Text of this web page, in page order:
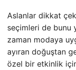
Aslanlar dikkat
seçimleri de bunu
zaman modaya
ayıran doğuştan
özel bir etkinlik